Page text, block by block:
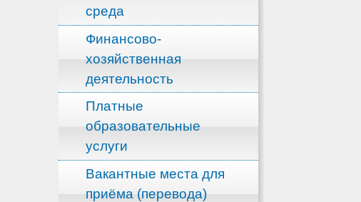
среда
Финансово-
хозяйственная
деятельность
Платные
образовательные
услуги
Вакантные места для
приёма (перевода)